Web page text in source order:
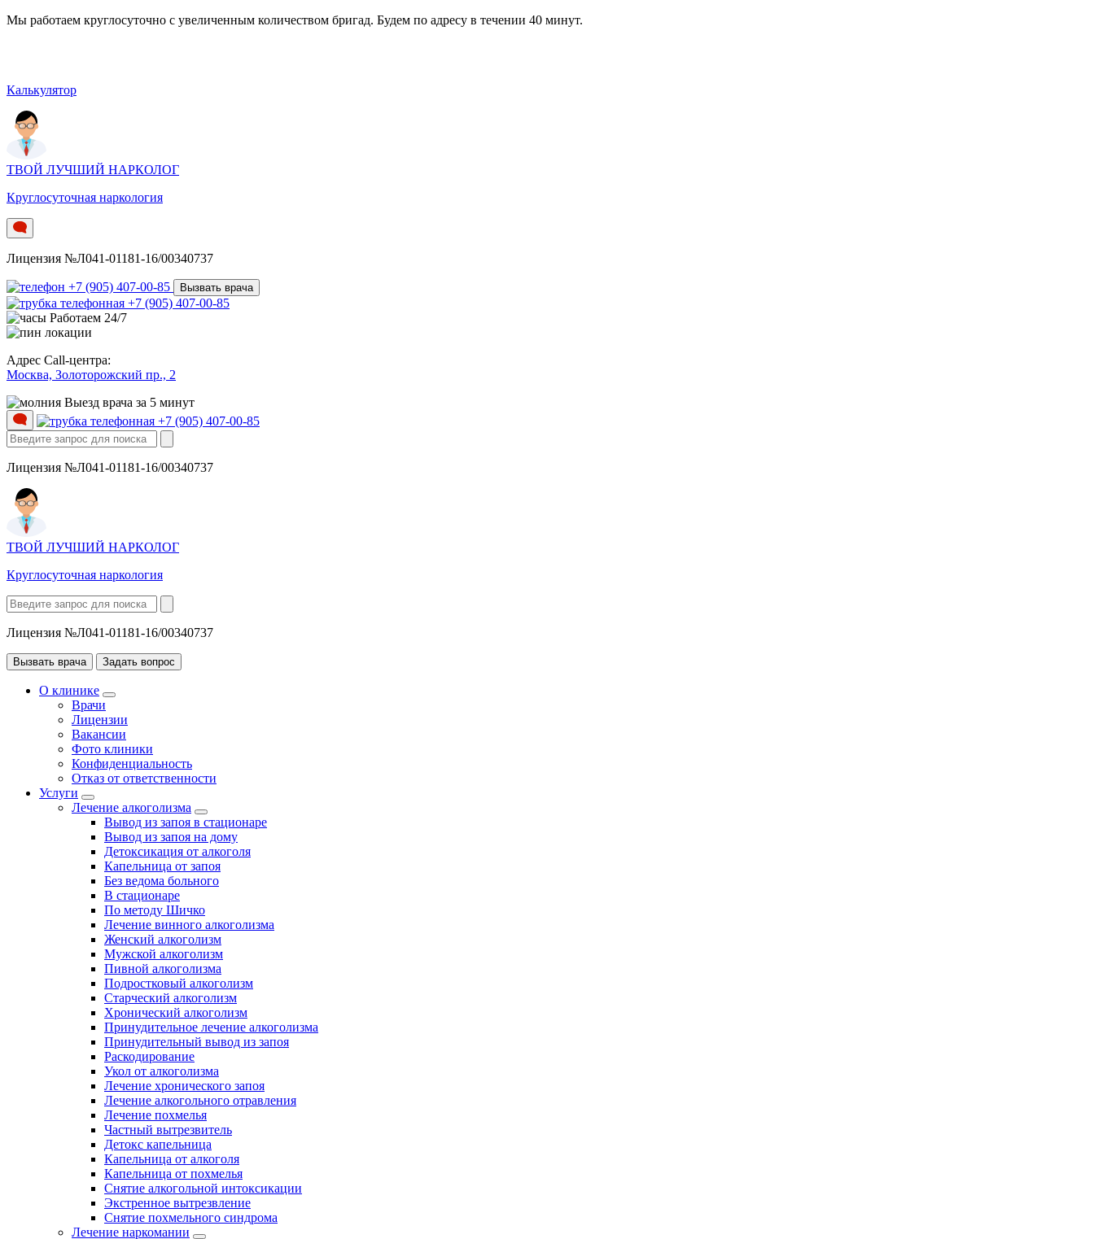
Мы работаем круглосуточно c увеличенным количеством бригад. Будем по адресу в течении 40 минут.
Калькулятор
ТВОЙ ЛУЧШИЙ НАРКОЛОГ
Круглосуточная наркология
Лицензия №Л041-01181-16/00340737
+7 (905) 407-00-85 Вызвать врача
+7 (905) 407-00-85
Работаем 24/7
Адрес Call-центра:
Москва, Золоторожский пр., 2
Выезд врача за 5 минут
+7 (905) 407-00-85
Лицензия №Л041-01181-16/00340737
ТВОЙ ЛУЧШИЙ НАРКОЛОГ
Круглосуточная наркология
Лицензия №Л041-01181-16/00340737
Вызвать врача Задать вопрос
О клинике
Врачи
Лицензии
Вакансии
Фото клиники
Конфиденциальность
Отказ от ответственности
Услуги
Лечение алкоголизма
Вывод из запоя в стационаре
Вывод из запоя на дому
Детоксикация от алкоголя
Капельница от запоя
Без ведома больного
В стационаре
По методу Шичко
Лечение винного алкоголизма
Женский алкоголизм
Мужской алкоголизм
Пивной алкоголизма
Подростковый алкоголизм
Старческий алкоголизм
Хронический алкоголизм
Принудительное лечение алкоголизма
Принудительный вывод из запоя
Раскодирование
Укол от алкоголизма
Лечение хронического запоя
Лечение алкогольного отравления
Лечение похмелья
Частный вытрезвитель
Детокс капельница
Капельница от алкоголя
Капельница от похмелья
Снятие алкогольной интоксикации
Экстренное вытрезвление
Снятие похмельного синдрома
Лечение наркомании